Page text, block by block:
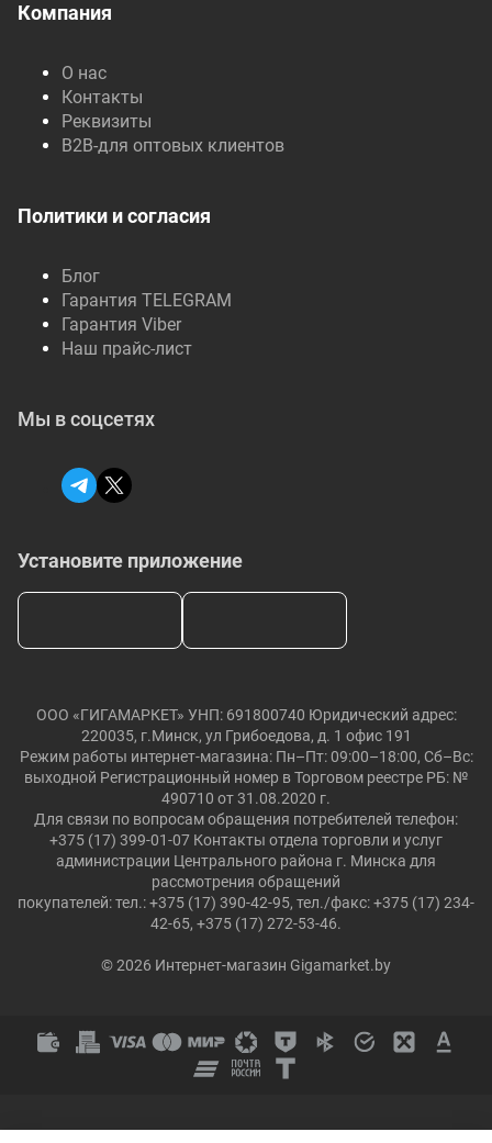
Компания
О нас
Контакты
Реквизиты
B2B-для оптовых клиентов
Политики и согласия
Блог
Гарантия TELEGRAM
Гарантия Viber
Наш прайс-лист
Установите приложение
Мы в соцсетях
ООО «ГИГАМАРКЕТ» УНП: 691800740 Юридический адрес:
220035, г.Минск, ул Грибоедова, д. 1 офис 191
Режим работы интернет-магазина: Пн–Пт: 09:00–18:00, Сб–Вс:
выходной Регистрационный номер в Торговом реестре РБ: №
490710 от 31.08.2020 г.
Для связи по вопросам обращения потребителей телефон:
+375 (17) 399-01-07 Контакты отдела торговли и услуг
администрации Центрального района г. Минска для
рассмотрения обращений
покупателей: тел.: +375 (17) 390-42-95, тел./факс: +375 (17) 234-
42-65, +375 (17) 272-53-46.
© 2026 Интернет-магазин Gigamarket.by